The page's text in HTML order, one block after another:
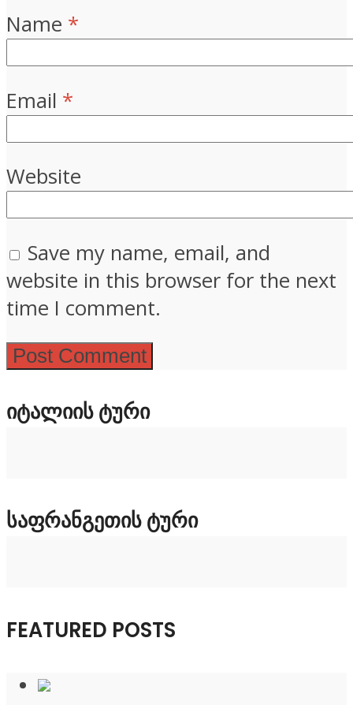
Name *
Email *
Website
Save my name, email, and
website in this browser for the next
time I comment.
ᲘᲢᲐᲚᲘᲘᲡ ᲢᲣᲠᲘ
ᲡᲐᲤᲠᲐᲜᲒᲔᲗᲘᲡ ᲢᲣᲠᲘ
FEATURED POSTS